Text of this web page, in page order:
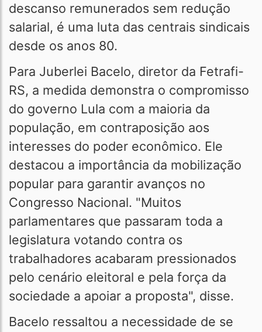
descanso remunerados sem redução
salarial, é uma luta das centrais sindicais
desde os anos 80.
Para Juberlei Bacelo, diretor da Fetrafi-
RS, a medida demonstra o compromisso
do governo Lula com a maioria da
população, em contraposição aos
interesses do poder econômico. Ele
destacou a importância da mobilização
popular para garantir avanços no
Congresso Nacional. "Muitos
parlamentares que passaram toda a
legislatura votando contra os
trabalhadores acabaram pressionados
pelo cenário eleitoral e pela força da
sociedade a apoiar a proposta", disse.
Bacelo ressaltou a necessidade de se